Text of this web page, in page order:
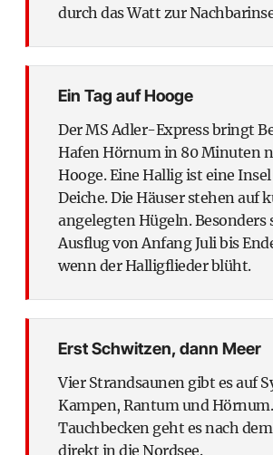
durch das Watt zur
Ein Tag auf Hooge
Der MS Adler-Express bringt
Hafen Hörnum in 80 Minuten
Hooge. Eine Hallig ist eine
Deiche. Die Häuser stehen auf
angelegten Hügeln. Besonders
Ausflug von Anfang Juli bis
wenn der Halligflieder blüht.
Erst Schwitzen, dann Meer
Vier Strandsaunen gibt es auf
Kampen, Rantum und
Tauchbecken geht es nach
direkt in die Nordsee.